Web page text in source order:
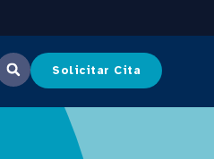
Solicitar Cita